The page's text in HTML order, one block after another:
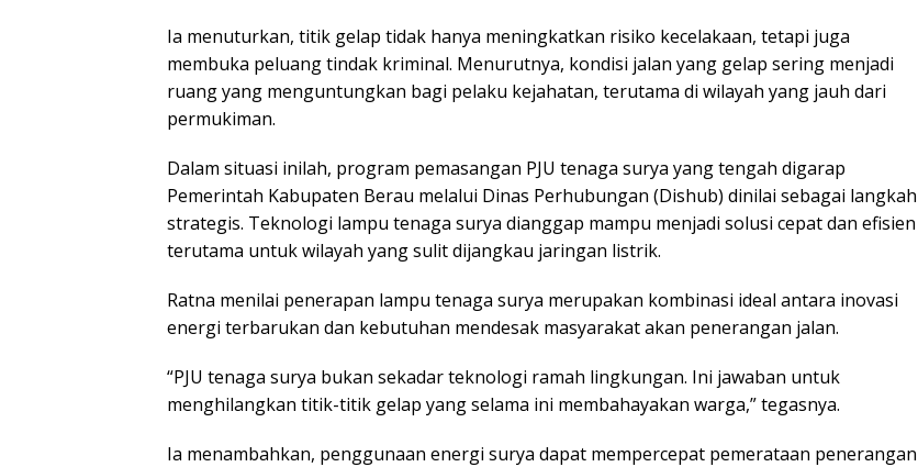
Ia menuturkan, titik gelap tidak hanya meningkatkan risiko kecelakaan, tetapi juga
membuka peluang tindak kriminal. Menurutnya, kondisi jalan yang gelap sering menjadi
ruang yang menguntungkan bagi pelaku kejahatan, terutama di wilayah yang jauh dari
permukiman.
Dalam situasi inilah, program pemasangan PJU tenaga surya yang tengah digarap
Pemerintah Kabupaten Berau melalui Dinas Perhubungan (Dishub) dinilai sebagai langkah
strategis. Teknologi lampu tenaga surya dianggap mampu menjadi solusi cepat dan efisien
terutama untuk wilayah yang sulit dijangkau jaringan listrik.
Ratna menilai penerapan lampu tenaga surya merupakan kombinasi ideal antara inovasi
energi terbarukan dan kebutuhan mendesak masyarakat akan penerangan jalan.
“PJU tenaga surya bukan sekadar teknologi ramah lingkungan. Ini jawaban untuk
menghilangkan titik-titik gelap yang selama ini membahayakan warga,” tegasnya.
Ia menambahkan, penggunaan energi surya dapat mempercepat pemerataan penerangan